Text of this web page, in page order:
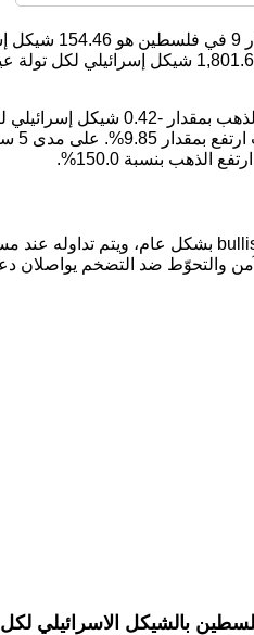
154.46 شيكل
شيكل إسرائيلي لكل تولة عيار
الذهب بنسبة 150.0%.
والتحوّط ضد التضخم يواصلان
بالشيكل الاسرائيلي لكل